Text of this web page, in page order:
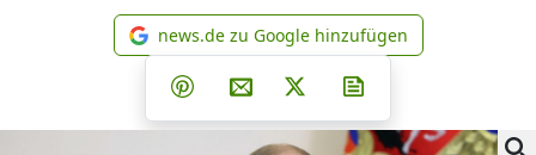
news.de zu Google
news.de zu Google hinzufügen
Teilen auf Facebook
Teilen auf Whatsapp
Teilen auf Telegram
Teilen auf Pinterest
Per E-Mail teilen
Post auf X